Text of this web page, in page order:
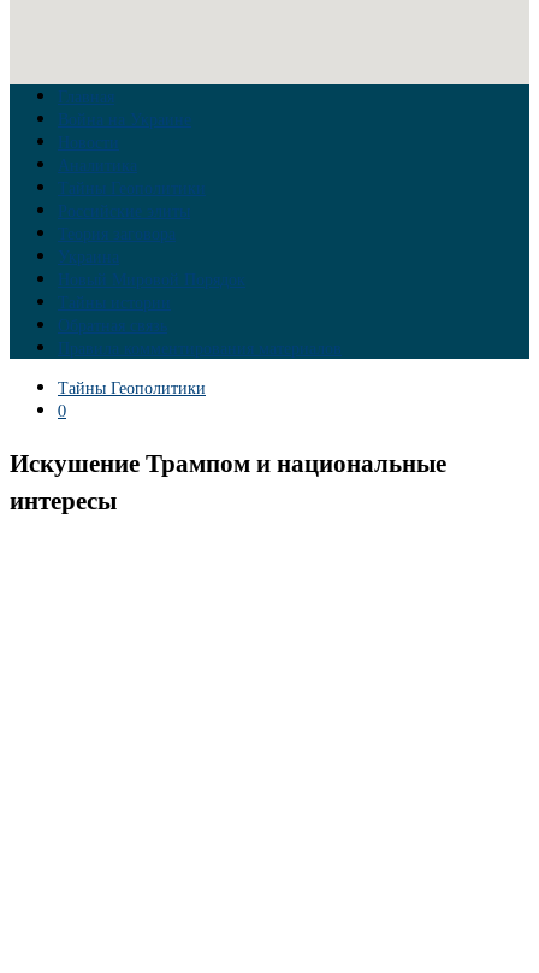
Главная
Война на Украине
Новости
Аналитика
Тайны Геополитики
Российские элиты
Теория заговора
Украина
Новый Мировой Порядок
Тайны истории
Обратная связь
Правила комментирования материалов
Тайны Геополитики
0
Искушение Трампом и национальные
интересы